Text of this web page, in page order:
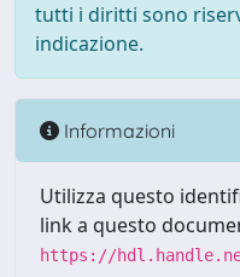
tutti i diritti sono
indicazione.
Informazioni
Utilizza questo
link a questo
https://